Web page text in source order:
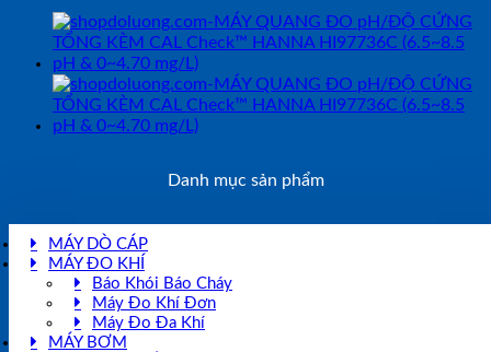
Danh mục sản phẩm
MÁY DÒ CÁP
MÁY ĐO KHÍ
Báo Khói Báo Cháy
Máy Đo Khí Đơn
Máy Đo Đa Khí
MÁY BƠM